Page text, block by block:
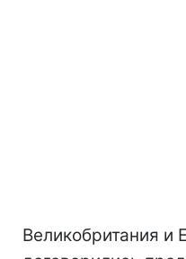
Великобритания и